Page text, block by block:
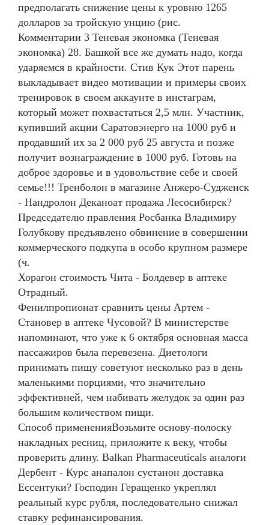
предполагать снижение цены к уровню 1265
долларов за тройскую унцию (рис.
Комментарии 3 Теневая экономка (Теневая
экономка) 28. Башкой все же думать надо, когда
ударяемся в крайности. Стив Кук Этот парень
выкладывает видео мотивации и примеры своих
тренировок в своем аккаунте в инстаграм,
который может похвастаться 2,5 млн. Участник,
купивший акции Саратовэнерго на 1000 руб и
продавший их за 2 000 руб 25 августа и позже
получит вознаграждение в 1000 руб. Готовь на
доброе здоровье и в удовольствие себе и своей
семье!!! Тренболон в магазине Анжеро-Судженск
- Нандролон Деканоат продажа Лесосибирск?
Председателю правления Росбанка Владимиру
Голубкову предъявлено обвинение в совершении
коммерческого подкупа в особо крупном размере
(ч.
Хорагон стоимость Чита - Болдевер в аптеке
Отрадный.
Фенилпропионат сравнить цены Артем -
Становер в аптеке Чусовой? В министерстве
напоминают, что уже к 6 октября основная масса
пассажиров была перевезена. Диетологи
принимать пищу советуют несколько раз в день
маленькими порциями, что значительно
эффективней, чем набивать желудок за один раз
большим количеством пищи.
Способ примененияВозьмите основу-полоску
накладных ресниц, приложите к веку, чтобы
проверить длину. Balkan Pharmaceuticals аналоги
Дербент - Курс анапалон сустанон доставка
Ессентуки? Господин Геращенко укреплял
реальный курс рубля, последовательно снижал
ставку рефинансирования.